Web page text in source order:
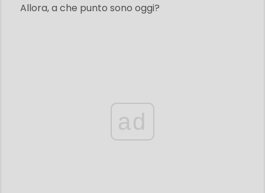
Allora, a che punto sono oggi?
ad